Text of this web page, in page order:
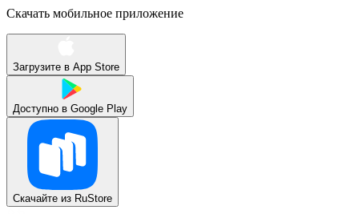
Скачать мобильное приложение
Загрузите в App Store
Доступно в Google Play
Скачайте из RuStore